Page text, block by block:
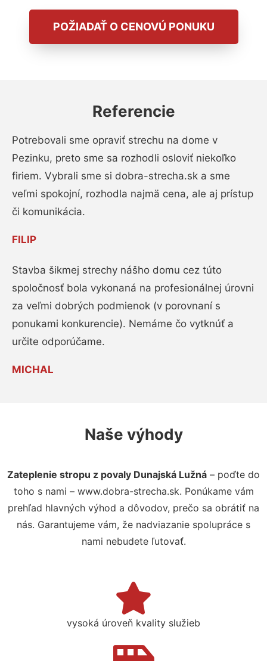
POŽIADAŤ O CENOVÚ PONUKU
Referencie
Potrebovali sme opraviť strechu na dome v
Pezinku, preto sme sa rozhodli osloviť niekoľko
firiem. Vybrali sme si dobra-strecha.sk a sme
veľmi spokojní, rozhodla najmä cena, ale aj prístup
či komunikácia.
FILIP
Stavba šikmej strechy nášho domu cez túto
spoločnosť bola vykonaná na profesionálnej úrovni
za veľmi dobrých podmienok (v porovnaní s
ponukami konkurencie). Nemáme čo vytknúť a
určite odporúčame.
MICHAL
Naše výhody
Zateplenie stropu z povaly Dunajská Lužná – poďte do
toho s nami – www.dobra-strecha.sk. Ponúkame vám
prehľad hlavných výhod a dôvodov, prečo sa obrátiť na
nás. Garantujeme vám, že nadviazanie spolupráce s
nami nebudete ľutovať.
vysoká úroveň kvality služieb